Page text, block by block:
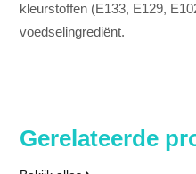
kleurstoffen (E133, E129,
voedselingrediënt.
Gerelateerde